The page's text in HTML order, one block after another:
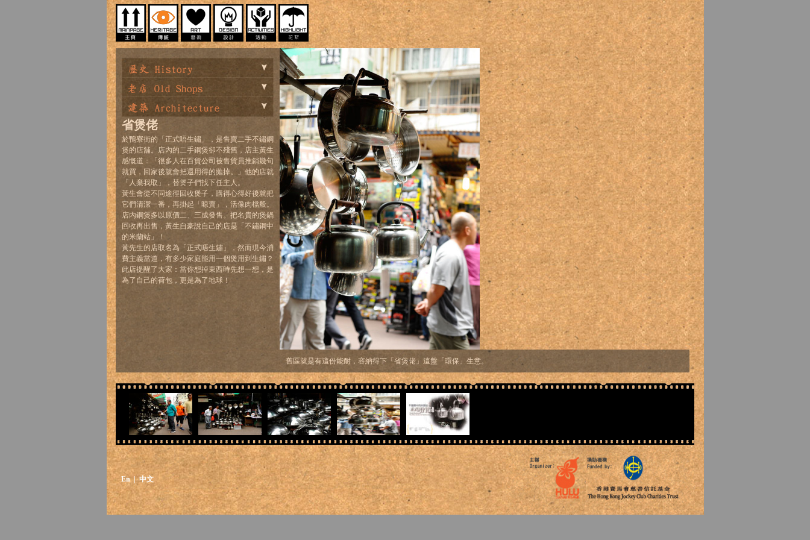
省煲佬
於鴨寮街的「正式唔生鏽」，是售賣二手不鏽鋼
煲的店舖。店內的二手鋼煲卻不殘舊，店主黃生
感慨道：「很多人在百貨公司被售貨員推銷幾句
就買，回家後就會把還用得的拋掉。」他的店就
「人棄我取」，替煲子們找下任主人。
黃生會從不同途徑回收煲子，購得心得好後就把
它們清潔一番，再掛起「晾賣」，活像肉檔般。
店內鋼煲多以原價二、三成發售。把名貴的煲鍋
回收再出售，黃生自豪說自己的店是「不鏽鋼中
的米蘭站」！
黃先生的店取名為「正式唔生鏽」，然而現今消
費主義當道，有多少家庭能用一個煲用到生鏽？
此店提醒了大家：當你想掉東西時先想一想，是
為了自己的荷包，更是為了地球！
舊區就是有這份能耐，容納得下「省煲佬」這盤「環保」生意。
En| 中文